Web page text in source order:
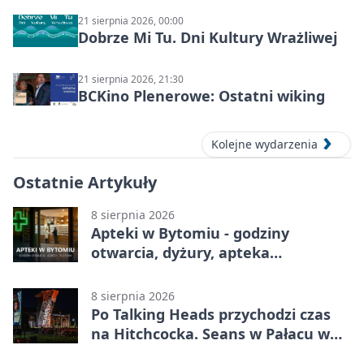
21 sierpnia 2026, 00:00
Dobrze Mi Tu. Dni Kultury Wrażliwej
21 sierpnia 2026, 21:30
BCKino Plenerowe: Ostatni wiking
Kolejne wydarzenia
Ostatnie Artykuły
8 sierpnia 2026
Apteki w Bytomiu - godziny
otwarcia, dyżury, apteka
8 sierpnia 2026
Po Talking Heads przychodzi czas
na Hitchcocka. Seans w Pałacu w